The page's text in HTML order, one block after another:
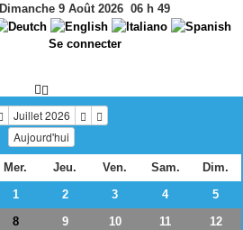
Dimanche 9 Août 2026 06 h 49
Se connecter
Juillet 2026
Aujourd'hui
Mer. Jeu. Ven. Sam.
Dim.
1 2 3 4
5
8 9 10 11
12